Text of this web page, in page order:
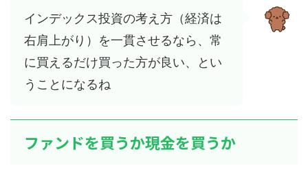
インデックス投資の考え方（経済は
右肩上がり）を一貫させるなら、常
に買えるだけ買った方が良い、とい
うことになるね
ファンドを買うか現金を買うか